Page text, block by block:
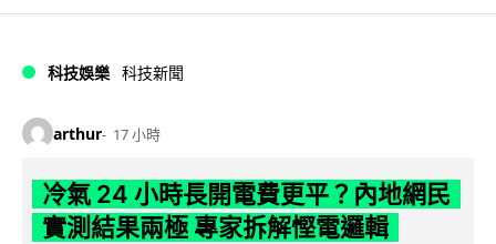
科技娛樂 科技新聞
arthur 17 小時
冷氣 24 小時長開電費更平？內地網民
實測結果兩極 專家拆解慳電邏輯